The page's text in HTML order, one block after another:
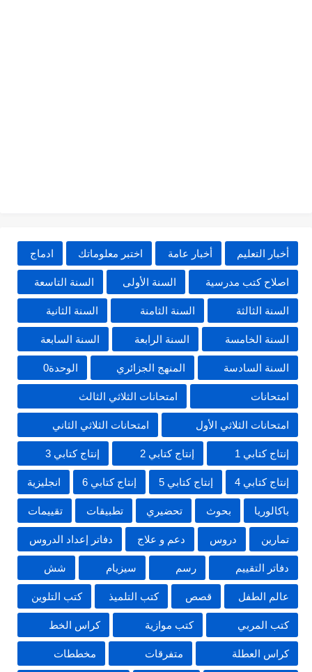
أخبار التعليم أخبار عامة اختبر معلوماتك ادماج
اصلاح كتب مدرسية السنة الأولى السنة التاسعة
السنة الثالثة السنة الثامنة السنة الثانية
السنة الخامسة السنة الرابعة السنة السابعة
السنة السادسة المنهج الجزائري الوحدة0
امتحانات امتحانات الثلاثي الثالث
امتحانات الثلاثي الأول امتحانات الثلاثي الثاني
إنتاج كتابي 1 إنتاج كتابي 2 إنتاج كتابي 3
إنتاج كتابي 4 إنتاج كتابي 5 إنتاج كتابي 6 انجليزية
باكالوريا بحوث تحضيري تطبيقات تقييمات
تمارين دروس دعم و علاج دفاتر إعداد الدروس
دفاتر التقييم رسم سيزيام شش
عالم الطفل قصص كتب التلميذ كتب التلوين
كتب المربي كتب موازية كراس الخط
كراس العطلة متفرقات مخططات